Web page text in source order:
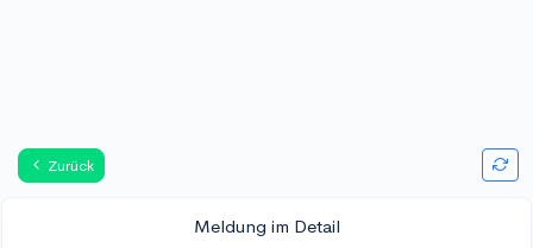
Zurück
Meldung im Detail